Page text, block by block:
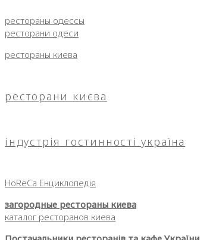
рестораны одессы
ресторани одеси
рестораны киева
ресторани києва
індустрія гостинності україна
HoReCa Енциклопедія
загородные рестораны киева
каталог ресторанов киева